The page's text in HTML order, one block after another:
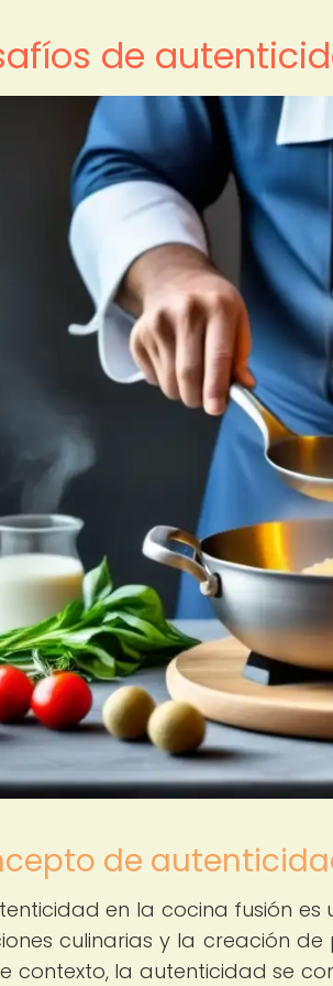
de
de
en la cocina fusión
culinarias y la creación
contexto, la autenticidad se